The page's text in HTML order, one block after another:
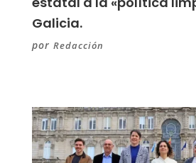
Galicia.
por Redacción